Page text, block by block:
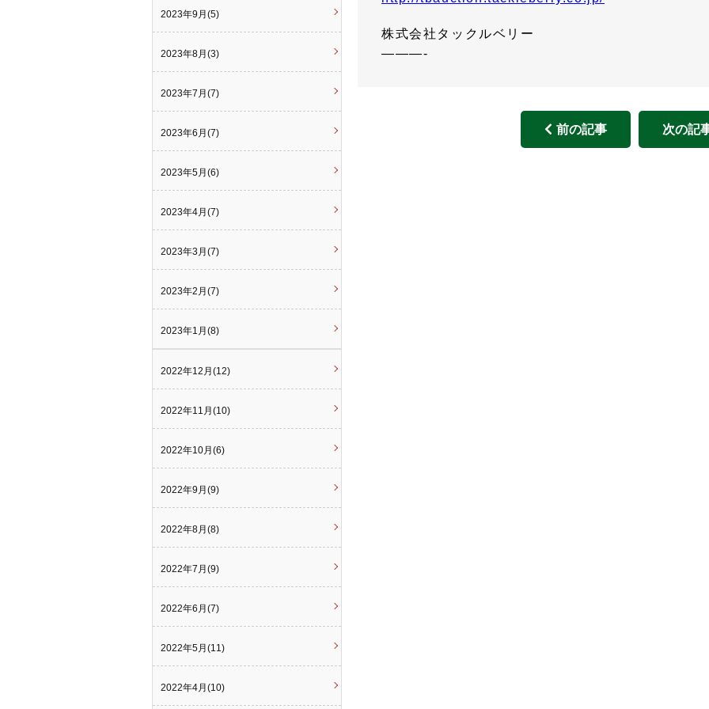
株式会社タックルベリー
———-
前の記事 次の記
2023年9月(5)
2023年8月(3)
2023年7月(7)
2023年6月(7)
2023年5月(6)
2023年4月(7)
2023年3月(7)
2023年2月(7)
2023年1月(8)
2022年12月(12)
2022年11月(10)
2022年10月(6)
2022年9月(9)
2022年8月(8)
2022年7月(9)
2022年6月(7)
2022年5月(11)
2022年4月(10)